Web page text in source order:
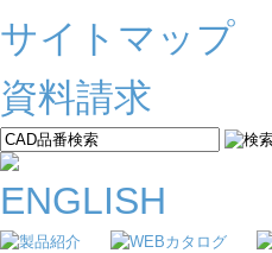
サイトマップ
資料請求